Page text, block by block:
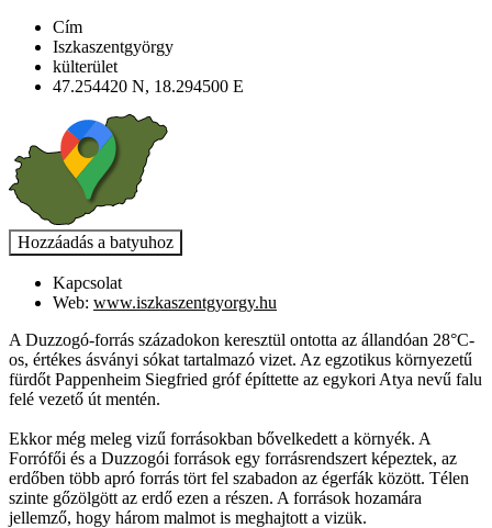
Cím
Iszkaszentgyörgy
külterület
47.254420 N, 18.294500 E
Kapcsolat
Web: www.iszkaszentgyorgy.hu
A Duzzogó-forrás századokon keresztül ontotta az állandóan 28°C-
os, értékes ásványi sókat tartalmazó vizet. Az egzotikus környezetű
fürdőt Pappenheim Siegfried gróf építtette az egykori Atya nevű falu
felé vezető út mentén.
Ekkor még meleg vizű forrásokban bővelkedett a környék. A
Forrófői és a Duzzogói források egy forrásrendszert képeztek, az
erdőben több apró forrás tört fel szabadon az égerfák között. Télen
szinte gőzölgött az erdő ezen a részen. A források hozamára
jellemző, hogy három malmot is meghajtott a vizük.